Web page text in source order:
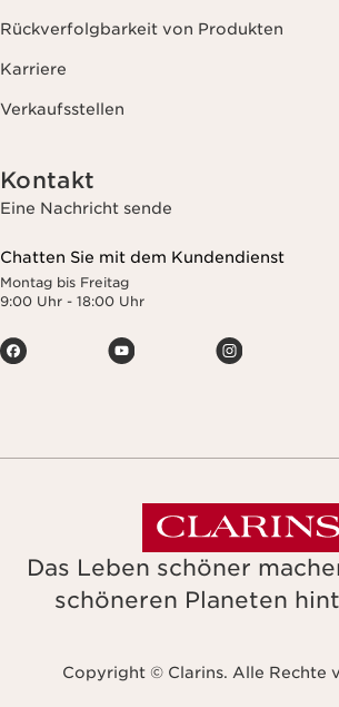
Rückverfolgbarkeit von Produkten
Karriere
Verkaufsstellen
Kontakt
Eine Nachricht sende
Chatten Sie mit dem Kundendienst
Montag bis Freitag
9:00 Uhr - 18:00 Uhr
Das Leben schöner
schöneren Planeten
Copyright © Clarins. Alle Rechte